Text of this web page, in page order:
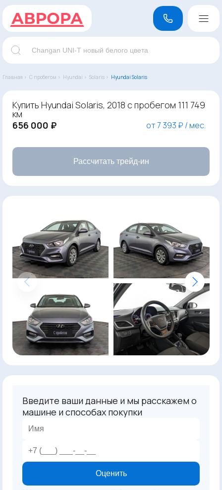
Главная › С пробегом › Hyundai › Solaris › Hyundai Solaris
Купить Hyundai Solaris, 2018 с пробегом 111 749
км
656 000 ₽
от 7 393 ₽ / мес.
Рассчитать трейд-ин
Введите ваши данные и мы расскажем о
машине и способах покупки
Оценить